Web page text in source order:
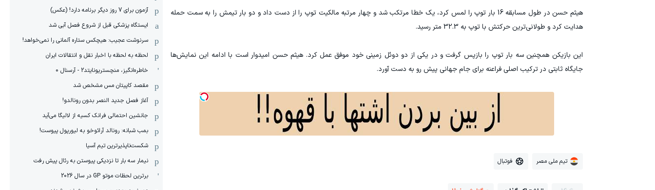
هيثم حسن در طول مسابقه 16 بار توپ را لمس کرد، یک خطا مرتکب شد و چهار مرتبه مالکیت توپ را از دست داد و دو بار تیمش را به سمت حمله
هدایت کرد و طولانی‌ترین حرکتش با توپ به 32.3 متر رسید.
این بازیکن همچنین سه بار توپ را بازپس گرفت و در یکی از دو دوئل زمینی خود موفق عمل کرد. هيثم حسن امیدوار است با ادامه این نمایش‌ها
جایگاه ثابتی در ترکیب اصلی فراعنه برای جام جهانی پیش رو به دست آورد.
تیم ملی مصر فوتبال
آزمون برای 7 روز دیگر برنامه دارد! (عکس)
ایستگاه پزشکی قبل از شروع فصل آبی شد
سرنوشت عجیب: هیچکس ستاره آلمانی را نمی‌خواهد!
لحظه به لحظه با اخبار نقل و انتقالات ایران
خاطره‌انگیز، منچستریونایتد2 - آرسنال 0
مقصد کاپیتان مس مشخص شد
آغاز فصل جدید النصر بدون رونالدو!
جانشین احتمالی فرانک کسیه از لالیگا می‌آید
بمب شبانه: رونالد آرائوخو به لیورپول پیوست!
شکست‌ناپذیرترین تیم آسیا
نیمار سه بار تا نزدیکی پیوستن به رئال پیش رفت
برترین لحظات موتو GP در سال 2026